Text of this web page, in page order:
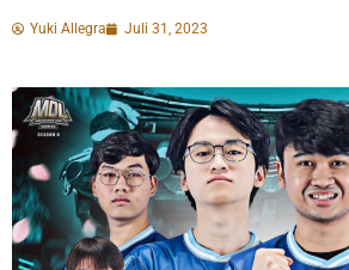
Yuki Allegra Juli 31, 2023